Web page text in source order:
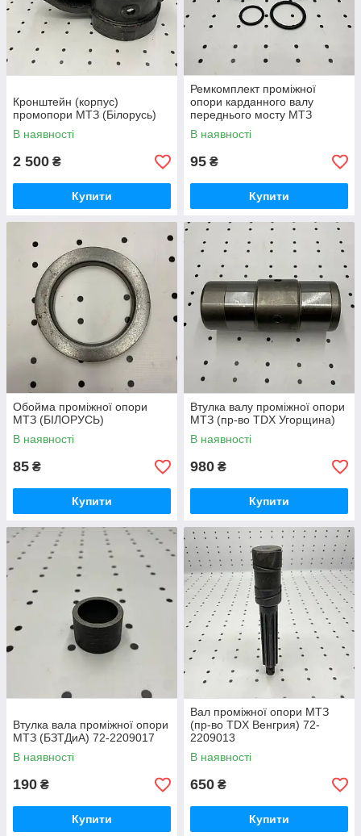
Кронштейн (корпус)
промопори МТЗ (Білорусь)
В наявності
2 500 ₴
Купити
Ремкомплект проміжної
опори карданного валу
переднього мосту МТЗ
В наявності
95 ₴
Купити
Обойма проміжної опори
МТЗ (БІЛОРУСЬ)
В наявності
85 ₴
Купити
Втулка валу проміжної опори
МТЗ (пр-во TDX Угорщина)
В наявності
980 ₴
Купити
Втулка вала проміжної опори
МТЗ (БЗТДиА) 72-2209017
В наявності
190 ₴
Купити
Вал проміжної опори МТЗ
(пр-во TDX Венгрия) 72-
2209013
В наявності
650 ₴
Купити